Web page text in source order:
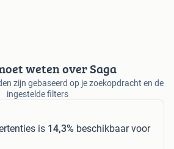
weten over Saga
zijn gebaseerd op je zoekopdracht en de
ingestelde filters
is 14,3% beschikbaar voor